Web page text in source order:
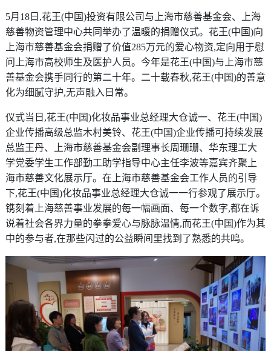
5月18日,花王(中国)投资有限公司与上海市慈善基金会、上海
慈善物资管理中心共同举办了温暖的捐赠仪式。花王(中国)向
上海市慈善基金会捐赠了价值285万元的爱心物资,定向用于慰
问上海市高校师生及医护人员。今年是花王(中国)与上海市慈
善基金会携手同行的第二十年。二十载春秋,花王(中国)的善意
化为细腻守护,无声融入日常。
仪式当日,花王(中国)化妆品事业总经理大仓诚一、花王(中国)
企业传播高级总监木村美铃、花王(中国)企业传播可持续发展
总监王丹、上海市慈善基金会副理事长周珊珊、华东理工大
学党委学生工作部勤工助学指导中心主任李波等嘉宾齐聚上
海市慈善文化展示厅。在上海市慈善基金会工作人员的引导
下,花王(中国)化妆品事业总经理大仓诚一一行参观了展示厅。
镌刻着上海慈善事业发展的每一幅画面、每一个数字,都在诉
说着社会各界力量的拳拳爱心与脉脉温情,而花王(中国)作为其
中的参与者,在那些闪过的公益瞬间里找到了熟悉的共鸣。